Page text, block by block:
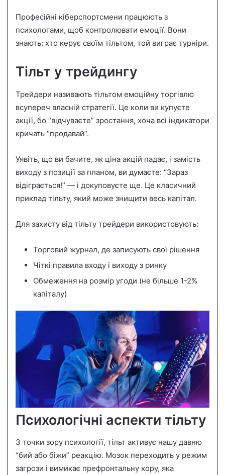
Професійні кіберспортсмени працюють з
психологами, щоб контролювати емоції. Вони
знають: хто керує своїм тільтом, той виграє турніри.
Тільт у трейдингу
Трейдери називають тільтом емоційну торгівлю
всупереч власній стратегії. Це коли ви купуєте
акції, бо “відчуваєте” зростання, хоча всі індикатори
кричать “продавай”.
Уявіть, що ви бачите, як ціна акцій падає, і замість
виходу з позиції за планом, ви думаєте: “Зараз
відіграється!” — і докуповуєте ще. Це класичний
приклад тільту, який може знищити весь капітал.
Для захисту від тільту трейдери використовують:
Торговий журнал, де записують свої рішення
Чіткі правила входу і виходу з ринку
Обмеження на розмір угоди (не більше 1-2%
капіталу)
Психологічні аспекти тільту
З точки зору психології, тільт активує нашу давню
“бий або біжи” реакцію. Мозок переходить у режим
загрози і вимикає префронтальну кору, яка